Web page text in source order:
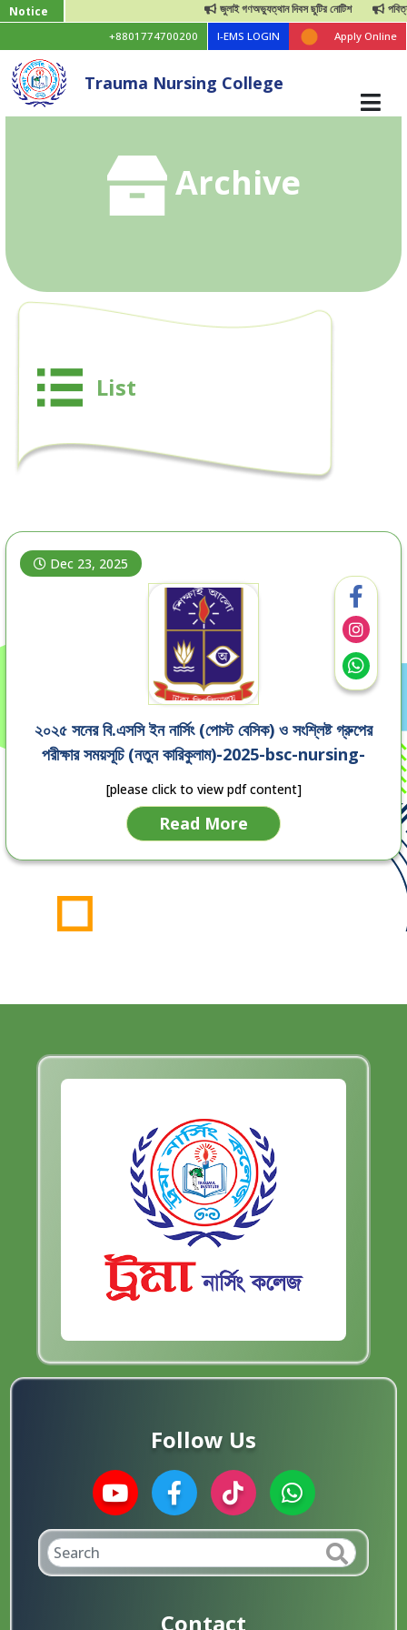
Notice জুলাই গণঅভ্যুত্থান দিবস ছুটির নোটিশ পবিত্র
+8801774700200 I-EMS LOGIN Apply Online
Trauma Nursing College
Archive
List
Dec 23, 2025
২০২৫ সনের বি.এসসি ইন নার্সিং (পোস্ট বেসিক) ও সংশ্লিষ্ট গ্রুপের
পরীক্ষার সময়সূচি (নতুন কারিকুলাম)-2025-bsc-nursing-
[please click to view pdf content]
Read More
Follow Us
Contact